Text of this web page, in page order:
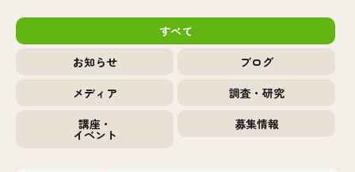
すべて
お知らせ
ブログ
メディア
調査・研究
講座・
イベント
募集情報